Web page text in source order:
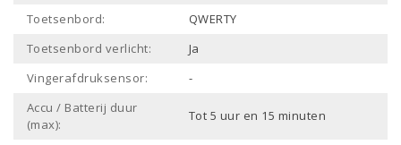
Toetsenbord:
QWERTY
Toetsenbord verlicht:
Ja
Vingerafdruksensor:
-
Accu / Batterij duur
(max):
Tot 5 uur en 15 minuten